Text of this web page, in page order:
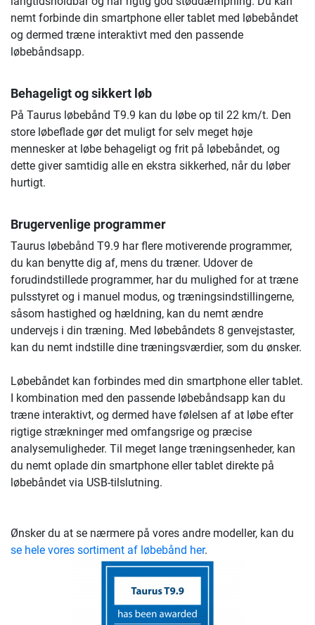
nemt forbinde din smartphone eller tablet med løbebåndet
og dermed træne interaktivt med den passende
løbebåndsapp.
Behageligt og sikkert løb
På Taurus løbebånd T9.9 kan du løbe op til 22 km/t. Den
store løbeflade gør det muligt for selv meget høje
mennesker at løbe behageligt og frit på løbebåndet, og
dette giver samtidig alle en ekstra sikkerhed, når du løber
hurtigt.
Brugervenlige programmer
Taurus løbebånd T9.9 har flere motiverende programmer,
du kan benytte dig af, mens du træner. Udover de
forudindstillede programmer, har du mulighed for at træne
pulsstyret og i manuel modus, og træningsindstillingerne,
såsom hastighed og hældning, kan du nemt ændre
undervejs i din træning. Med løbebåndets 8 genvejstaster,
kan du nemt indstille dine træningsværdier, som du ønsker.
Løbebåndet kan forbindes med din smartphone eller tablet.
I kombination med den passende løbebåndsapp kan du
træne interaktivt, og dermed have følelsen af at løbe efter
rigtige strækninger med omfangsrige og præcise
analysemuligheder. Til meget lange træningsenheder, kan
du nemt oplade din smartphone eller tablet direkte på
løbebåndet via USB-tilslutning.
Ønsker du at se nærmere på vores andre modeller, kan du
se hele vores sortiment af løbebånd her.